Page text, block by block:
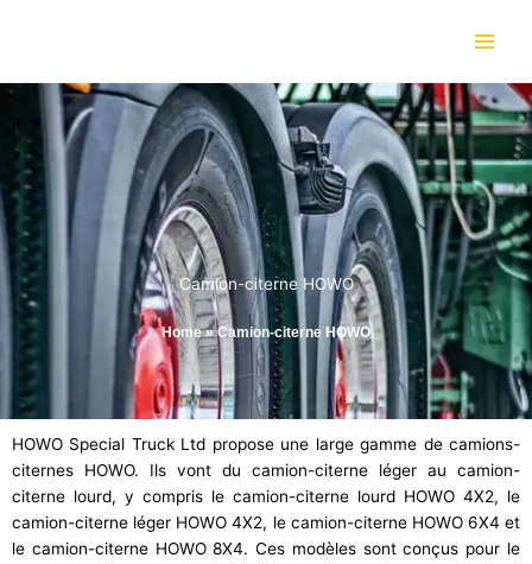
Camion-citerne HOWO
Home»Camion-citerne HOWO
HOWO Special Truck Ltd propose une large gamme de camions-
citernes HOWO. Ils vont du camion-citerne léger au camion-
citerne lourd, y compris le camion-citerne lourd HOWO 4X2, le
camion-citerne léger HOWO 4X2, le camion-citerne HOWO 6X4 et
le camion-citerne HOWO 8X4. Ces modèles sont conçus pour le